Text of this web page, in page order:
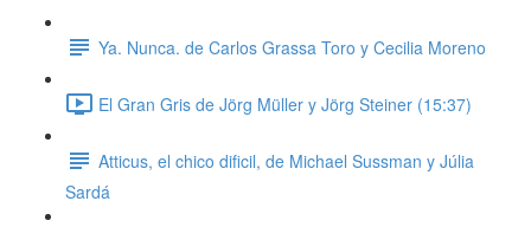
Ya. Nunca. de Carlos Grassa Toro y Cecilia Moreno
El Gran Gris de Jörg Müller y Jörg Steiner (15:37)
Atticus, el chico dificil, de Michael Sussman y Júlia
Sardá